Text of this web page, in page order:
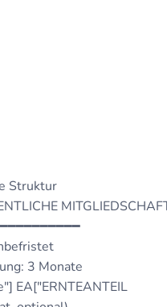
Struktur
3 Monate
EA["ERNTEANTEIL